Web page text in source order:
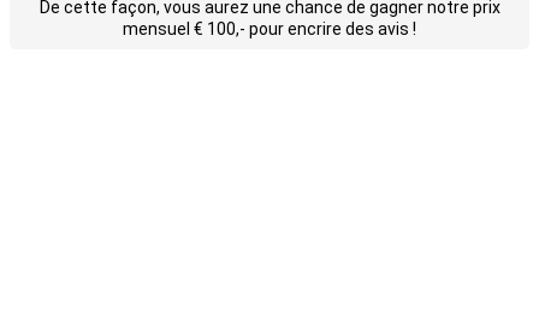
De cette façon, vous aurez une chance de gagner notre prix
mensuel € 100,- pour encrire des avis !